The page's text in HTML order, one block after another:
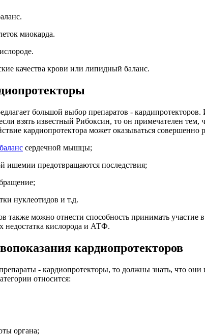
миокарда.
качества крови или липидный баланс.
большой выбор препаратов -
взять известный Рибоксин, то он примечателен тем,
кардиопротектора может оказываться совершенно
сердечной мышцы;
ишемии предотвращаются последствия;
нуклеотидов и т.д.
также можно отнести способность принимать участие
недостатка кислорода и АТФ.
кардиопротекторов
- кардиопротекторы, то должны знать, что они
относится:
органа;